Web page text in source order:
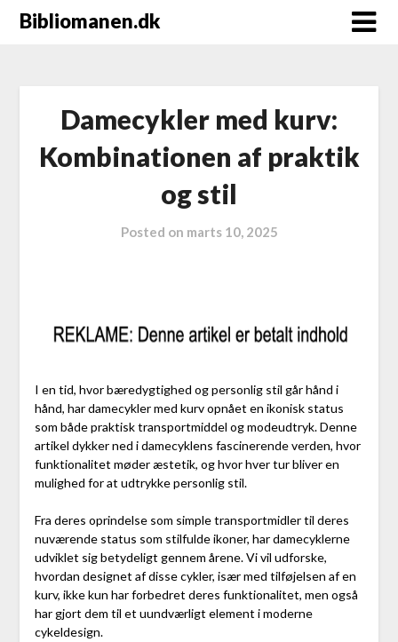
Bibliomanen.dk
Damecykler med kurv:
Kombinationen af praktik
og stil
Posted on marts 10, 2025
I en tid, hvor bæredygtighed og personlig stil går hånd i
hånd, har damecykler med kurv opnået en ikonisk status
som både praktisk transportmiddel og modeudtryk. Denne
artikel dykker ned i damecyklens fascinerende verden, hvor
funktionalitet møder æstetik, og hvor hver tur bliver en
mulighed for at udtrykke personlig stil.
Fra deres oprindelse som simple transportmidler til deres
nuværende status som stilfulde ikoner, har damecyklerne
udviklet sig betydeligt gennem årene. Vi vil udforske,
hvordan designet af disse cykler, især med tilføjelsen af en
kurv, ikke kun har forbedret deres funktionalitet, men også
har gjort dem til et uundværligt element i moderne
cykeldesign.